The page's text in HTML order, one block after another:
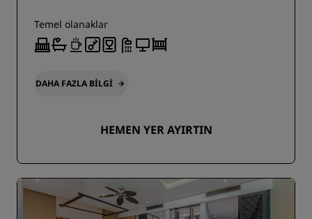
Temel olanaklar
DAHA FAZLA BILGI
HEMEN YER AYIRTIN